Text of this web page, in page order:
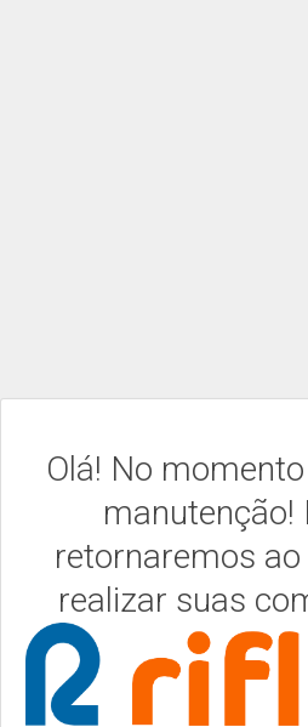
Olá! No
manutenção!
retornaremos
realizar suas